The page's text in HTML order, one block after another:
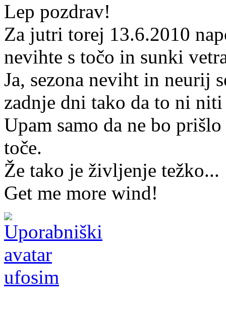
Lep pozdrav!
Za jutri torej 13.6.2010
nevihte s točo in sunki
Ja, sezona neviht in neurij
zadnje dni tako da to ni
Upam samo da ne bo
toče.
Že tako je življenje težko...
Get me more wind!
ufosim